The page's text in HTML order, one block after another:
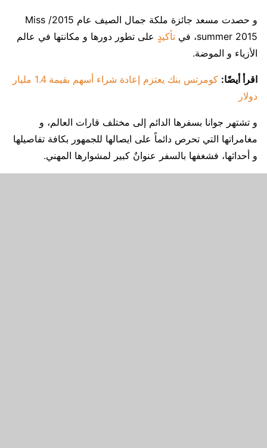
و حصدت مسعد جائزة ملكة جمال الصيف عام 2015/ Miss
summer 2015، في
تأكيد ٍ على تطور دورها و مكانتها في عالم
الأزياء و الموضة.
اقرأ أيضًا:
كومرتس بنك يعتزم إعادة شراء أسهم بقيمة 1.4 مليار
دولار
و تشتهر جوانا بسفرها الدائم إلى مختلف قارات العالم، و
مغامراتها التي تحرص دائماً على ايصالها للجمهور بكافة تفاصيلها
و أحداثها، فشغفها بالسفر عنوانٌ كبير لمشوارها المهني.